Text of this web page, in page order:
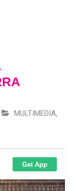
MULTIMEDIA,